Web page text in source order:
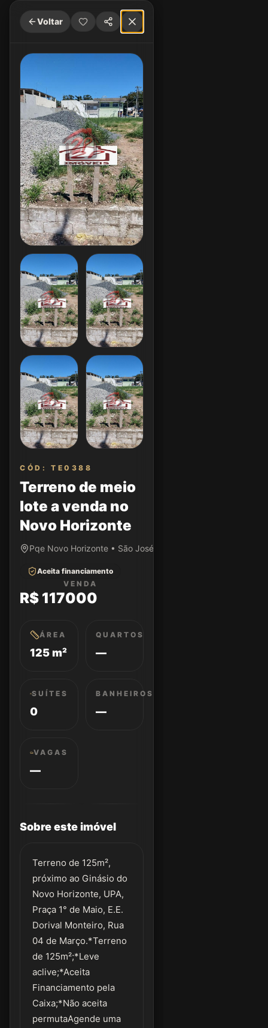
Voltar
CÓD: TE0388
Terreno de meio
lote a venda no
Novo Horizonte
Pqe Novo Horizonte • São José dos Campos/SP
Aceita financiamento
VENDA
R$ 117000
ÁREA
125 m²
QUARTOS
—
SUÍTES
0
BANHEIROS
—
VAGAS
—
Sobre este imóvel
Terreno de 125m²,
próximo ao Ginásio do
Novo Horizonte, UPA,
Praça 1° de Maio, E.E.
Dorival Monteiro, Rua
04 de Março.*Terreno
de 125m²;*Leve
aclive;*Aceita
Financiamento pela
Caixa;*Não aceita
permutaAgende uma